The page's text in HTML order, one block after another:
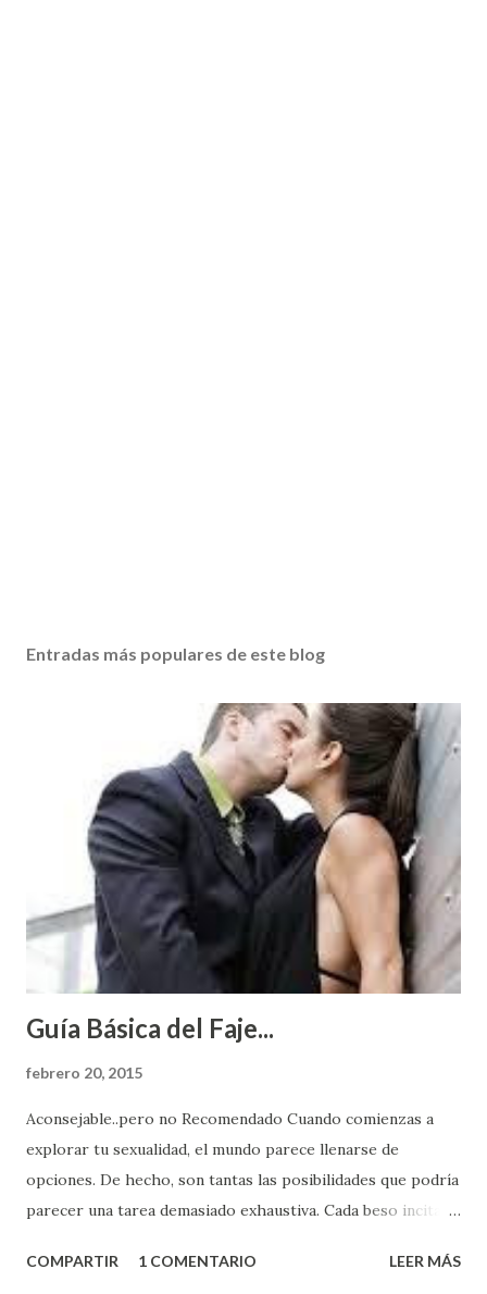
Entradas más populares de este blog
Guía Básica del Faje...
febrero 20, 2015
Aconsejable..pero no Recomendado Cuando comienzas a
explorar tu sexualidad, el mundo parece llenarse de
opciones. De hecho, son tantas las posibilidades que podría
parecer una tarea demasiado exhaustiva. Cada beso incita
partes de ti que jamás hubieras imaginado. El problema es
COMPARTIR 1 COMENTARIO LEER MÁS